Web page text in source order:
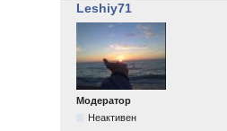
Leshiy71
Модератор
Неактивен